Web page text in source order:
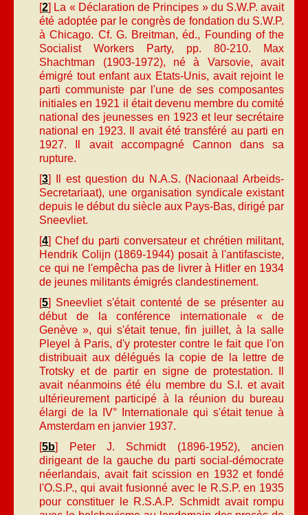
[2] La « Déclaration de Principes » du S.W.P. avait
été adoptée par le congrès de fondation du S.W.P.
à Chicago. Cf. G. Breitman, éd., Founding of the
Socialist Workers Party, pp. 80-210. Max
Shachtman (1903-1972), né à Varsovie, avait
émigré tout enfant aux Etats-Unis, avait rejoint le
parti communiste par l'une de ses composantes
initiales en 1921 il était devenu membre du comité
national des jeunesses en 1923 et leur secrétaire
national en 1923. Il avait été transféré au parti en
1927. Il avait accompagné Cannon dans sa
rupture.
[3] Il est question du N.A.S. (Nacionaal Arbeids-
Secretariaat), une organisation syndicale existant
depuis le début du siècle aux Pays-Bas, dirigé par
Sneevliet.
[4] Chef du parti conversateur et chrétien militant,
Hendrik Colijn (1869-­1944) posait à l'antifasciste,
ce qui ne l'empêcha pas de livrer à Hitler en 1934
de jeunes militants émigrés clandestinement.
[5] Sneevliet s'était contenté de se présenter au
début de la conférence internationale « de
Genève », qui s'était tenue, fin juillet, à la salle
Pleyel à Paris, d'y protester contre le fait que l'on
distribuait aux délégués la copie de la lettre de
Trotsky et de partir en signe de protestation. Il
avait néanmoins été élu membre du S.I. et avait
ultérieurement participé à la réunion du bureau
élargi de la IV° Internationale qui s'était tenue à
Amsterdam en janvier 1937.
[5b] Peter J. Schmidt (1896-1952), ancien
dirigeant de la gauche du parti social-démocrate
néerlandais, avait fait scission en 1932 et fondé
l'O.S.P., qui avait fusionné avec le R.S.P. en 1935
pour constituer le R.S.A.P. Schmidt avait rompu